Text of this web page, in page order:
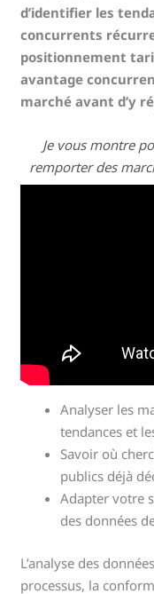
d’identifier les
concurrents
positionnement
avantage
marché avant d’y
Je vous montre
remporter des
Analyser les
tendances et
Savoir où
publics déjà
Adapter votre
des données
L’analyse des
processus, la